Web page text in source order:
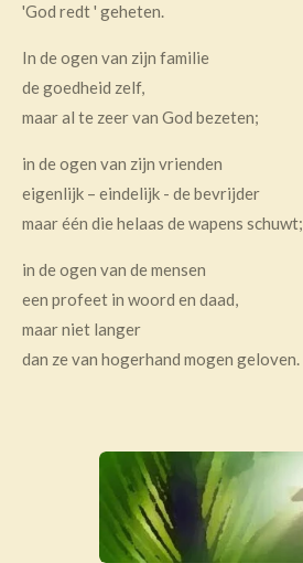
'God redt ' geheten.
In de ogen van zijn familie
de goedheid zelf,
maar al te zeer van God bezeten;
in de ogen van zijn vrienden
eigenlijk – eindelijk - de bevrijder
maar één die helaas de wapens schuwt;
in de ogen van de mensen
een profeet in woord en daad,
maar niet langer
dan ze van hogerhand mogen geloven.